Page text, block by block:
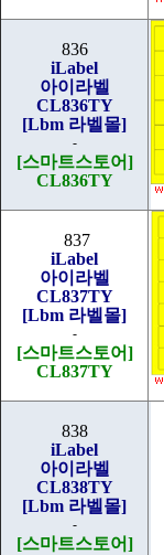
836
iLabel
아이라벨
CL836TY
[Lbm 라벨몰]
-
[스마트스토어]
CL836TY
837
iLabel
아이라벨
CL837TY
[Lbm 라벨몰]
-
[스마트스토어]
CL837TY
838
iLabel
아이라벨
CL838TY
[Lbm 라벨몰]
-
[스마트스토어]